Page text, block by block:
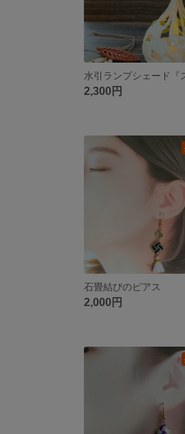
水引ランプシェード『
2,300円
石畳結びのピアス
2,000円